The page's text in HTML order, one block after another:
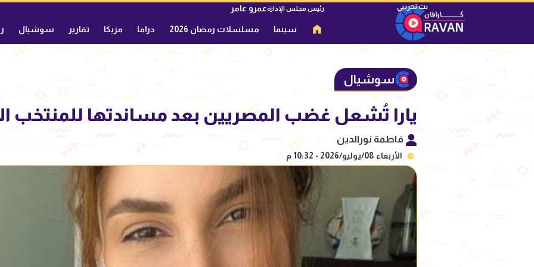
رئيس مجلس الإدارةعمرو عامر
سينما مسلسلات رمضان 2026 دراما مزيكا تقارير سوشيال
سوشيال
يارا تُشعل غضب المصريين بعد مساندتها للمنتخب
فاطمة نورالدين
الأربعاء 08/يوليو/2026 - 10:32 م